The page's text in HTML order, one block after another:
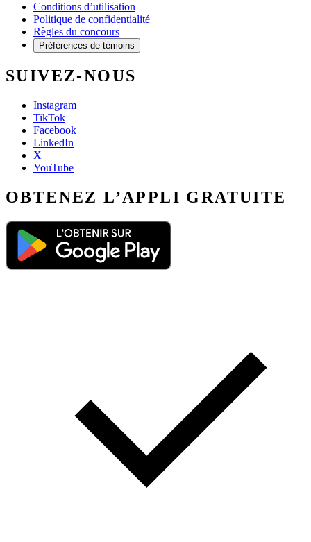
Conditions d’utilisation
Politique de confidentialité
Règles du concours
Préférences de témoins
SUIVEZ-NOUS
Instagram
TikTok
Facebook
LinkedIn
X
YouTube
OBTENEZ L’APPLI GRATUITE